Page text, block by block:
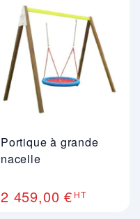
Portique à grande
nacelle
2 459,00 € HT